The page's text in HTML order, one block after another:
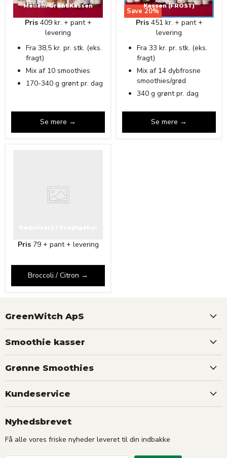
Mellem Grønt Kassen
Pris409 kr. + pant +
levering
Fra 38,5 kr. pr. stk. (eks.
fragt)
Mix af 10 smoothies
170-340 g grønt pr. dag
Se mere →
Save 20%
Kassen (FROST)
Pris451 kr. + pant +
levering
Fra 33 kr. pr. stk. (eks.
fragt)
Mix af 14 dybfrosne
smoothies/grød
340 g grønt pr. dag
Se mere →
Pris79 + pant + levering
Broccoli / Citron →
GreenWitch ApS
Smoothie kasser
Grønne Smoothies
Kundeservice
Nyhedsbrevet
Få alle vores friske nyheder leveret til din indbakke